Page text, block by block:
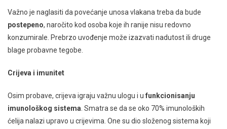
Važno je naglasiti da povećanje unosa vlakana treba da bude
postepeno, naročito kod osoba koje ih ranije nisu redovno
konzumirale. Prebrzo uvođenje može izazvati nadutost ili druge
blage probavne tegobe.
Crijeva i imunitet
Osim probave, crijeva igraju važnu ulogu i u funkcionisanju
imunološkog sistema. Smatra se da se oko 70% imunoloških
ćelija nalazi upravo u crijevima. One su dio složenog sistema koji